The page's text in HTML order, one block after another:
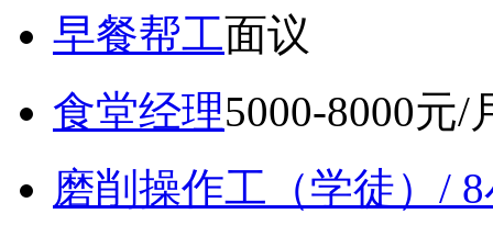
早餐帮工面议
食堂经理5000-8000元/
磨削操作工（学徒）/